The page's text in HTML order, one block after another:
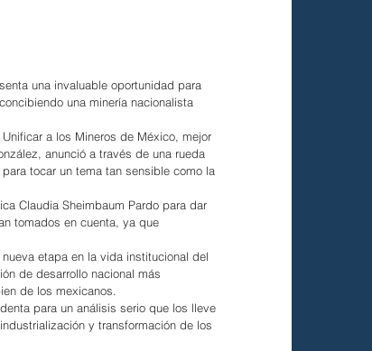
una invaluable oportunidad para
una minería nacionalista
a los Mineros de México, mejor
anunció a través de una rueda
tocar un tema tan sensible como la
Claudia Sheimbaum Pardo para dar
tomados en cuenta, ya que
etapa en la vida institucional del
de desarrollo nacional más
de los mexicanos.
para un análisis serio que los lleve
y transformación de los